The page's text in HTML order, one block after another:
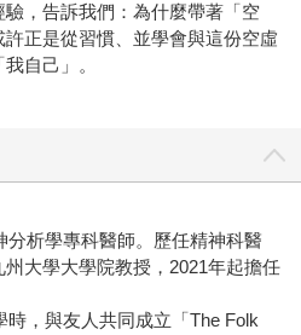
，告訴我們：為什麼帶著「空
正是從習慣、並學會與這份空虛
自己」。
分析學專科醫師。歷任精神科醫
大學大學院教授，2021年起擔任
，與友人共同成立「The Folk